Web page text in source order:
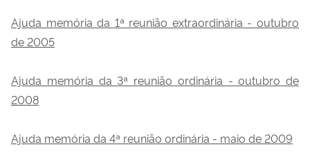
Ajuda memória da 1ª reunião extraordinária - outubro
de 2005
Ajuda memória da 3ª reunião ordinária - outubro de
2008
Ajuda memória da 4ª reunião ordinária - maio de 2009